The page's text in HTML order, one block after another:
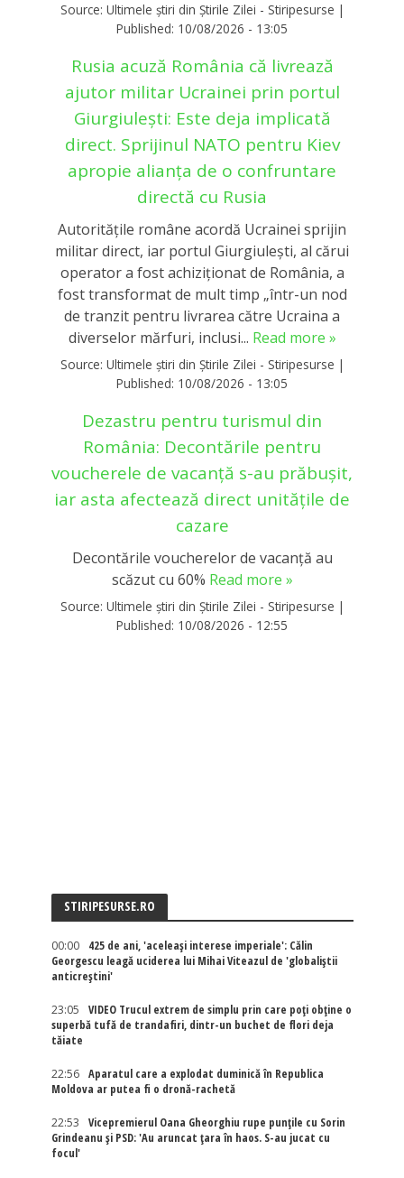
Source: Ultimele știri din Știrile Zilei - Stiripesurse |
Published: 10/08/2026 - 13:05
Rusia acuză România că livrează
ajutor militar Ucrainei prin portul
Giurgiulești: Este deja implicată
direct. Sprijinul NATO pentru Kiev
apropie alianţa de o confruntare
directă cu Rusia
Autorităţile române acordă Ucrainei sprijin
militar direct, iar portul Giurgiuleşti, al cărui
operator a fost achiziţionat de România, a
fost transformat de mult timp „într-un nod
de tranzit pentru livrarea către Ucraina a
diverselor mărfuri, inclusi... Read more »
Source: Ultimele știri din Știrile Zilei - Stiripesurse |
Published: 10/08/2026 - 13:05
Dezastru pentru turismul din
România: Decontările pentru
voucherele de vacanță s-au prăbușit,
iar asta afectează direct unitățile de
cazare
Decontările voucherelor de vacanță au
scăzut cu 60% Read more »
Source: Ultimele știri din Știrile Zilei - Stiripesurse |
Published: 10/08/2026 - 12:55
STIRIPESURSE.RO
00:00
425 de ani, 'aceleași interese imperiale': Călin
Georgescu leagă uciderea lui Mihai Viteazul de 'globaliștii
anticreștini'
23:05
VIDEO Trucul extrem de simplu prin care poți obține o
superbă tufă de trandafiri, dintr-un buchet de flori deja
tăiate
22:56
Aparatul care a explodat duminică în Republica
Moldova ar putea fi o dronă-rachetă
22:53
Vicepremierul Oana Gheorghiu rupe punțile cu Sorin
Grindeanu și PSD: 'Au aruncat țara în haos. S-au jucat cu
focul'